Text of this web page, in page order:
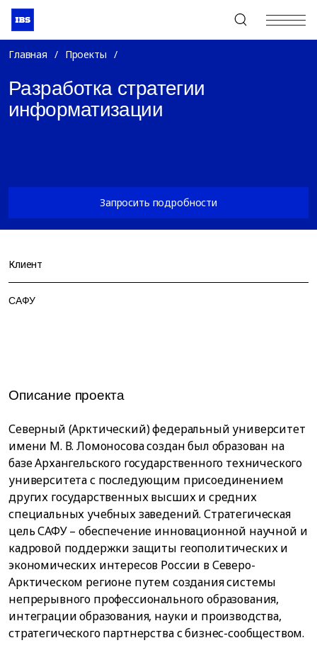
+7 (495) 967-80-80
Главная / Проекты /
Разработка стратегии
информатизации
Запросить подробности
Клиент
САФУ
Описание проекта
Северный (Арктический) федеральный университет
имени М. В. Ломоносова создан был образован на
базе Архангельского государственного технического
университета с последующим присоединением
других государственных высших и средних
специальных учебных заведений. Стратегическая
цель САФУ – обеспечение инновационной научной и
кадровой поддержки защиты геополитических и
экономических интересов России в Северо-
Арктическом регионе путем создания системы
непрерывного профессионального образования,
интеграции образования, науки и производства,
стратегического партнерства с бизнес-сообществом.